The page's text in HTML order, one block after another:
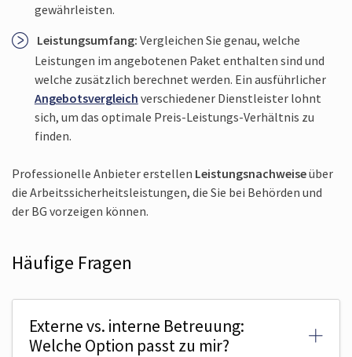
gewährleisten.
Leistungsumfang: Vergleichen Sie genau, welche
Leistungen im angebotenen Paket enthalten sind und
welche zusätzlich berechnet werden. Ein ausführlicher
Angebotsvergleich verschiedener Dienstleister lohnt
sich, um das optimale Preis-Leistungs-Verhältnis zu
finden.
Professionelle Anbieter erstellen Leistungsnachweiseüber
die Arbeits­sicherheits­leistungen, die Sie bei Behörden und
der BG vorzeigen können.
Häufige Fragen
Externe vs. interne Betreuung:
Welche Option passt zu mir?